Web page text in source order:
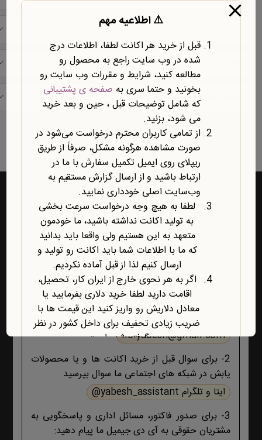
حیطه موضوعی
نمایش یک نتیجه
راه‌های ارتباط با یابش
1- برای پشتیبانی اکانت ها و فروشگاه ، حتما و حتما
ابتدا تمام اطلاعات محصول، صفحه پشتیبانی و پیام
های ایمیلی ،تکمیل سفارش و ثبت سفارش را مطالعه
کنید اگر هیچ جوابی برای مشکل شما نبود آنگاه ایمیل
lib.yabesh@gmail.com
2- برای سوال قبل از خرید اکانت ها و یا محصولات
یابش در شبکه های اجتماعی ما سوال بپرسید
ایتا و تلگرام yabesh_assistant@
3- برای صدور فاکتور، مسائل اداری و پاسخگویی به
مشتریان حقوقی به آی دی جیمیل ما پیام دهید:
⚠️ اطلاعیه مهم
قبل از خرید هر اکانت لطفا، اطلاعات درج
شده در وب سایت راجع به محصول رو
مطالعه کنید، شرایط و مقررات وب سایت رو
بخونید و حتما سری به صفحه ی پشتیبانی
که شامل توضیحات قبل ، حین و بعد خرید
می شود، بزنید.
از تمامی کاربران محترم درخواست می‌شود در
صورت مشاهده هرگونه مشکل، صرفاً از طریق
ریپلای روی ایمیل تکمیل سفارش با ما در
ارتباط باشید و از ارسال گزارش مستقیم به
وب‌سایت اصلی خودداری نمایید.
لطفا به هیچ وجه درخواست سرعت بخشی
به تولید اکانت نداشته باشید، ما خودمون
متعهد به این هستیم ولی واقعا باید بدانید
که ما با اطلاعات شما باید اکانت رو تولید و
ارسال کنیم لذا از قبل آماده نکردیم.
اگر به هر نحوی خارج از ایران کار، تحصیل،
اقامت دارید لطفا خرید دلاری بفرمایید یا
معادل دلاریش رو واریز کنید این قیمت ها با
ضریب زیادی تحفیف برای داخل کشور در نظر
گرفته شده است.
آخرین محصول اضافه شده به فروشگاه
امبیس AI است.
روش ارتباط با ما در پایین صفحات یابش
درچ شده است، مطابق موضوع با ما تماس
بگیرید. با تشکر